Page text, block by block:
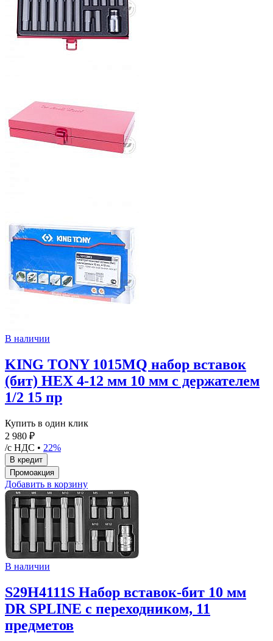
В наличии
KING TONY 1015MQ набор вставок
(бит) HEX 4-12 мм 10 мм с держателем
1/2 15 пр
Купить в один клик
2 980 ₽
/с НДС • 22%
Добавить в корзину
В наличии
S29H4111S Набор вставок-бит 10 мм
DR SPLINE с переходником, 11
предметов